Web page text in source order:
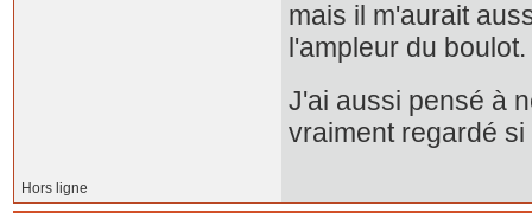
mais il m'aurait
l'ampleur du boulot.
J'ai aussi pensé à
vraiment regardé
Hors ligne